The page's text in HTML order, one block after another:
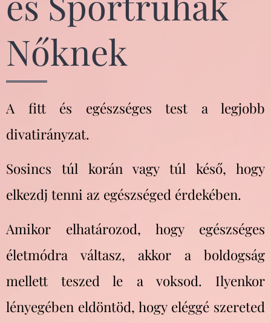
Nőknek
A fitt és egészséges test a legjobb
divatirányzat.
Sosincs túl korán vagy túl késő, hogy
elkezdj tenni az egészséged érdekében.
Amikor elhatározod, hogy egészséges
életmódra váltasz, akkor a boldogság
mellett teszed le a voksod. Ilyenkor
lényegében eldöntöd, hogy eléggé szereted